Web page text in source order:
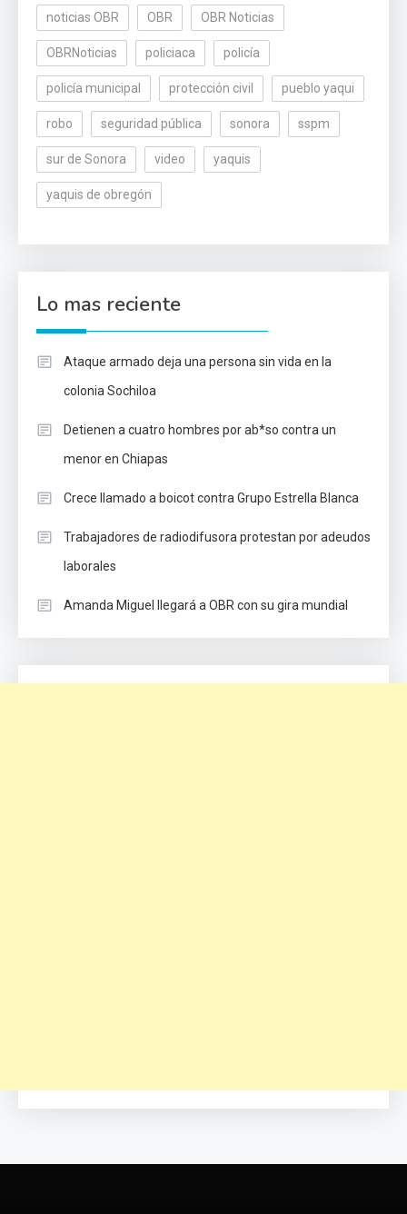
noticias OBR OBR OBR Noticias
OBRNoticias policiaca policía
policía municipal protección civil pueblo yaqui
robo seguridad pública sonora sspm
sur de Sonora video yaquis
yaquis de obregón
Lo mas reciente
Ataque armado deja una persona sin vida en la
colonia Sochiloa
Detienen a cuatro hombres por ab*so contra un
menor en Chiapas
Crece llamado a boicot contra Grupo Estrella Blanca
Trabajadores de radiodifusora protestan por adeudos
laborales
Amanda Miguel llegará a OBR con su gira mundial